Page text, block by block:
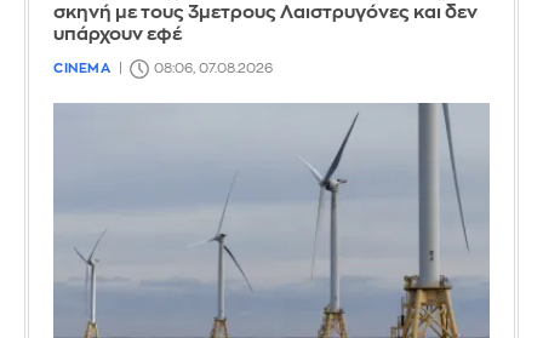
σκηνή με τους 3μετρους Λαιστρυγόνες και δεν
υπάρχουν εφέ
CINEMA 08:06, 07.08.2026